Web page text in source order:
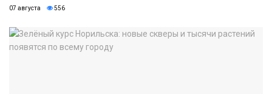
07 августа 556